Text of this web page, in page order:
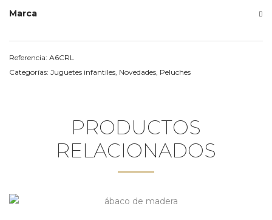
Marca
Referencia: A6CRL
Categorías: Juguetes infantiles Novedades Peluches
PRODUCTOS
RELACIONADOS